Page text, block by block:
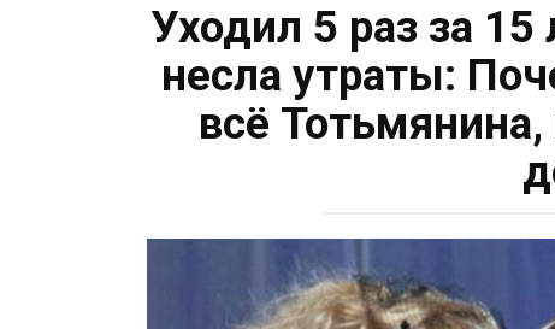
Уходил 5 раз за
несла утраты:
всё